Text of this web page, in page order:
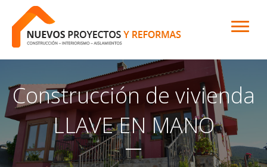
Construcción de vivienda
LLAVE EN MANO